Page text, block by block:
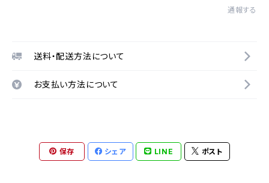
通報する
送料・配送方法について
お支払い方法について
保存 シェア LINE ポスト